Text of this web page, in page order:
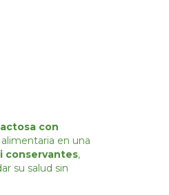
con
en una
conservantes,
su salud sin